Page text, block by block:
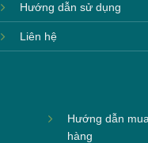
Hướng dẫn sử dụng
Liên hệ
Hướng dẫn mua
hàng